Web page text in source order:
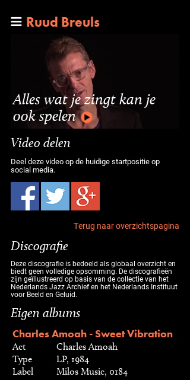
Ruud Breuls
Alles wat je zingt kan je
ook spelen
Video delen
Deel deze video op de huidige startpositie op
social media.
Terug naar overzichtspagina
Discografie
Deze discografie is bedoeld als globaal overzicht en
biedt geen volledige opsomming. De discografieën
zijn geïllustreerd op basis van de collectie van het
Nederlands Jazz Archief en het Nederlands Instituut
voor Beeld en Geluid.
Eigen albums
Charles Amoah - Sweet Vibration
Act
Charles Amoah
Type
LP, 1984
Label
Milos Music, 0184